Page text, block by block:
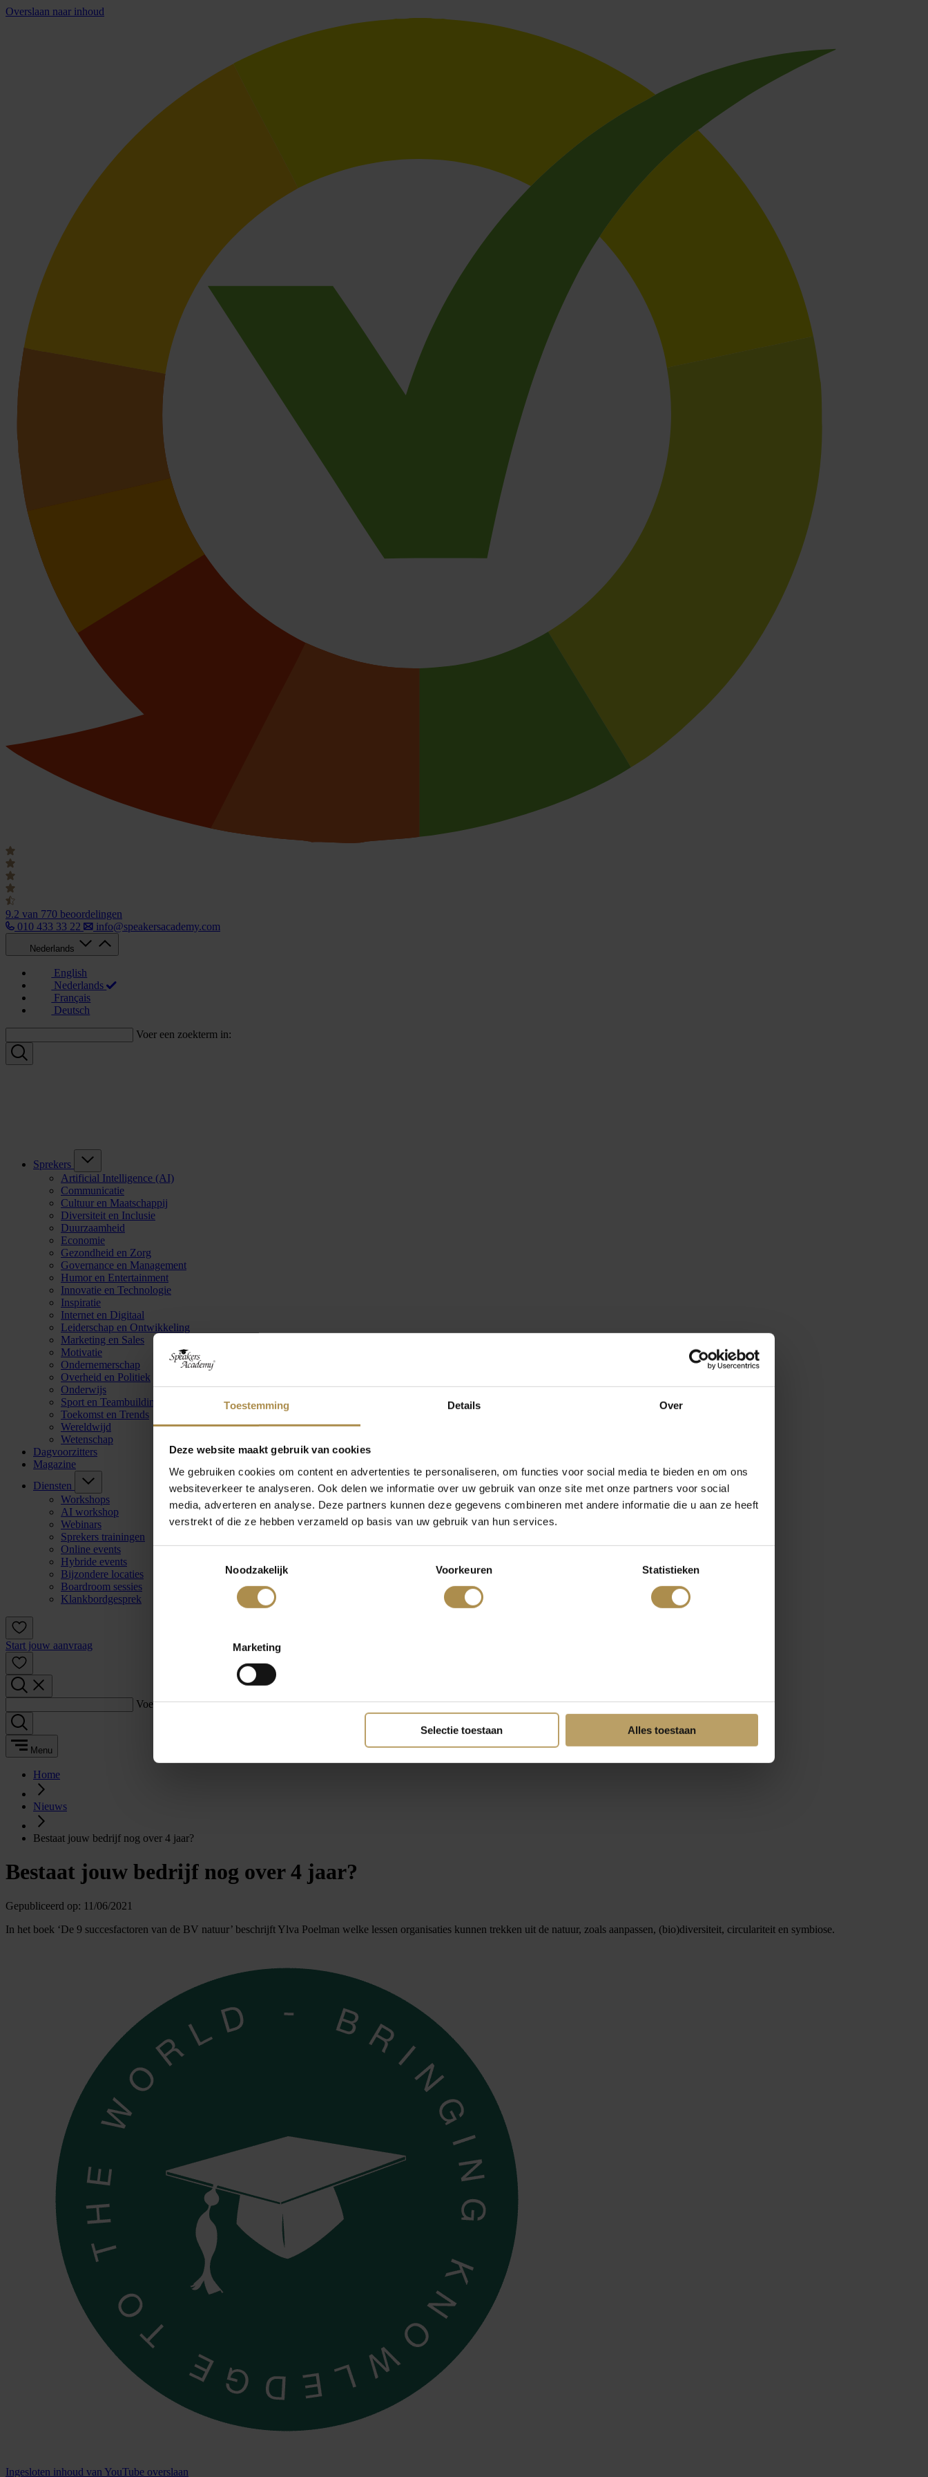
Toestemming Details Over
Deze website maakt gebruik van cookies
We gebruiken cookies om content en advertenties te personaliseren, om functies voor social media te bieden en om ons
websiteverkeer te analyseren. Ook delen we informatie over uw gebruik van onze site met onze partners voor social
media, adverteren en analyse. Deze partners kunnen deze gegevens combineren met andere informatie die u aan ze heeft
verstrekt of die ze hebben verzameld op basis van uw gebruik van hun services.
Noodzakelijk
Voorkeuren Statistieken
Marketing
Selectie toestaan Alles toestaan
Overslaan naar inhoud
9.2 van 770 beoordelingen
010 433 33 22
info@speakersacademy.com
Nederlands
English
Nederlands
Français
Deutsch
Voer een zoekterm in:
Sprekers
Artificial Intelligence (AI)
Communicatie
Cultuur en Maatschappij
Diversiteit en Inclusie
Duurzaamheid
Economie
Gezondheid en Zorg
Governance en Management
Humor en Entertainment
Innovatie en Technologie
Inspiratie
Internet en Digitaal
Leiderschap en Ontwikkeling
Marketing en Sales
Motivatie
Ondernemerschap
Overheid en Politiek
Onderwijs
Sport en Teambuilding
Toekomst en Trends
Wereldwijd
Wetenschap
Dagvoorzitters
Magazine
Diensten
Workshops
AI workshop
Webinars
Sprekers trainingen
Online events
Hybride events
Bijzondere locaties
Boardroom sessies
Klankbordgesprek
Start jouw aanvraag
Voer een zoekterm in:
Menu
Home
Nieuws
Bestaat jouw bedrijf nog over 4 jaar?
Bestaat jouw bedrijf nog over 4 jaar?
Gepubliceerd op: 11/06/2021
In het boek ‘De 9 succesfactoren van de BV natuur’ beschrijft Ylva Poelman welke lessen organisaties kunnen trekken uit de natuur, zoals aanpassen, (bio)diversiteit, circulariteit en symbiose.
Ingesloten inhoud van YouTube overslaan